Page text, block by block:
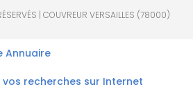
| COUVREUR VERSAILLES (78000)
Annuaire
recherches sur Internet